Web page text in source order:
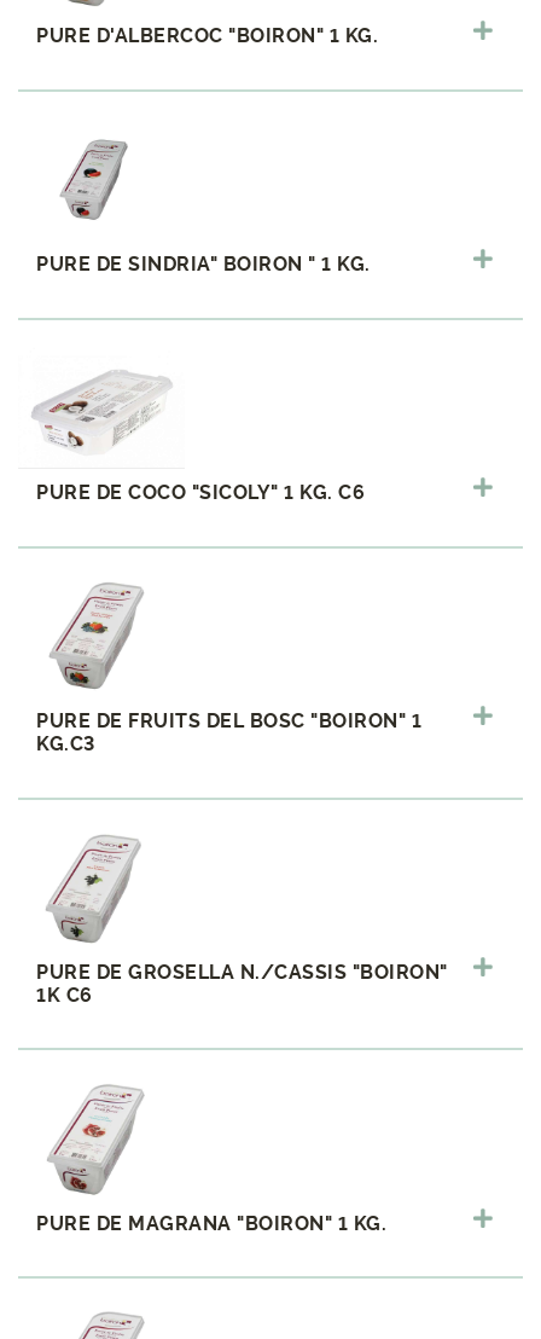
PURE D'ALBERCOC "BOIRON" 1 KG.
PURE DE SINDRIA" BOIRON " 1 KG.
PURE DE COCO "SICOLY" 1 KG. C6
PURE DE FRUITS DEL BOSC "BOIRON" 1
KG.C3
PURE DE GROSELLA N./CASSIS "BOIRON"
1K C6
PURE DE MAGRANA "BOIRON" 1 KG.